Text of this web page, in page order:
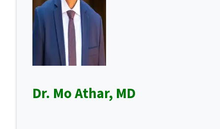
Dr. Mo Athar, MD